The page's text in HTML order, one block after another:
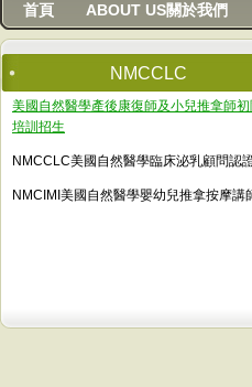
首頁 ABOUT US關於我們
NMCCLC
美國自然醫學產後康復師及小兒推拿師
培訓招生
NMCCLC美國自然醫學臨床泌乳顧問認
NMCIMI美國自然醫學嬰幼兒推拿按摩講